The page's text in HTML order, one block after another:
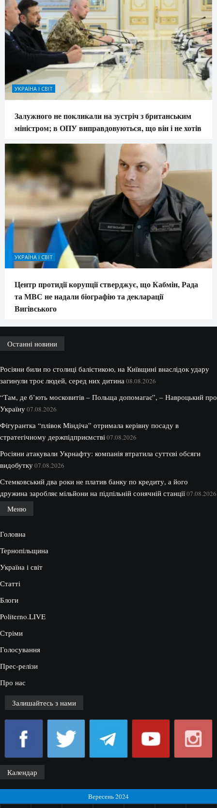
УКРАЇНА І СВІТ
Залужного не покликали на зустріч з британським
міністром; в ОПУ виправдовуються, що він і не хотів
УКРАЇНА І СВІТ
Центр протидії корупції стверджує, що Кабмін, Рада
та МВС не надали біографію та декларації
Вигівського
Останні новини
Росіяни били по столиці балістикою, на Київщині внаслідок удару
загинули троє людей, серед них дитина08.08.2026
“Там, де б’ють московитів – Польща допомагає”, – Навроцький про
Україну07.08.2026
Фігурантка “плівок Міндіча” отримала керівну посаду в
стратегічному держпідприємстві07.08.2026
Росіяни атакували Укрнафту: компанія втратила суттєві обсяги
видобутку07.08.2026
Стемковський два роки не платив банку по кредиту, а його
дружина заробляє мільйони на підпільній сонячній станції07.08.2026
Меню
Головна
Тернопільщина
Україна і світ
Статті
Блоги
Politerno.LIVE
Стріми
Голосування
Прес-релізи
Про нас
Залишайтесь з нами
Календар
Вересень 2024